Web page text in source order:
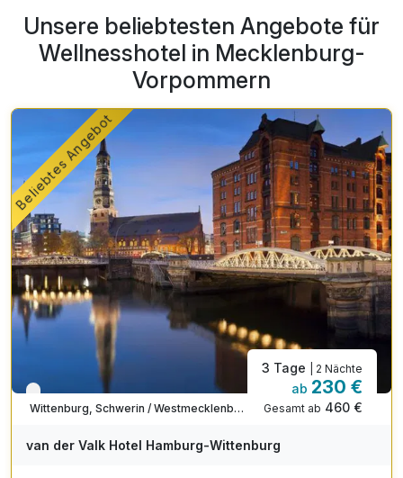
Unsere beliebtesten Angebote für
Wellnesshotel in Mecklenburg-
Vorpommern
Beliebtes Angebot
Verfügbar bis Dezember
Wittenburg, Schwerin / Westmecklenburg
3 Tage | 2 Nächte
ab 230 €
Gesamt ab 460 €
van der Valk Hotel Hamburg-Wittenburg